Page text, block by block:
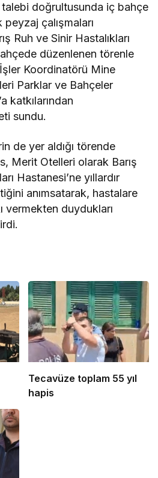
doğrultusunda iç bahçe
çalışmaları
Ruh ve Sinir Hastalıkları
düzenlenen törenle
Koordinatörü Mine
Parklar ve Bahçeler
katkılarından
sundu.
de yer aldığı törende
Merit Otelleri olarak Barış
Hastanesi’ne yıllardır
anımsatarak, hastalare
vermekten duydukları
Tecavüze toplam 55 yıl
hapis